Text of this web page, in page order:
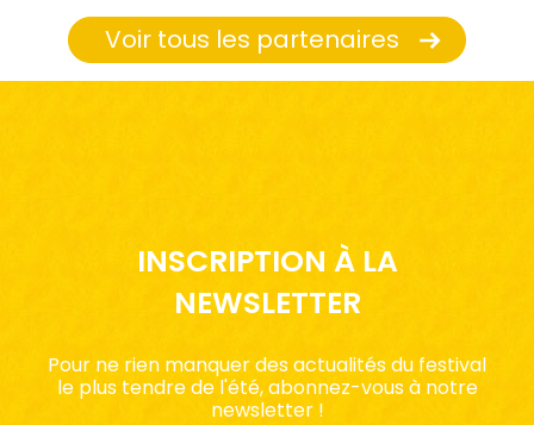
Voir tous les partenaires
INSCRIPTION À LA
NEWSLETTER
Pour ne rien manquer des actualités du festival
le plus tendre de l'été, abonnez-vous à notre
newsletter !